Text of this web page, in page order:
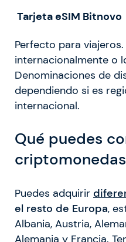
Tarjeta eSIM Bitnovo
Perfecto para
internacionalmente o
Denominaciones de
dependiendo si es
internacional.
Qué puedes
Puedes adquirir
el resto de Europa,
Albania, Austria,
Alemania y Francia.